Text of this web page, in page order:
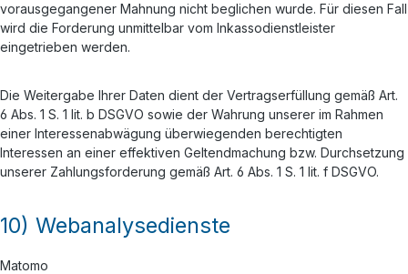
vorausgegangener Mahnung nicht beglichen wurde. Für diesen Fall
wird die Forderung unmittelbar vom Inkassodienstleister
eingetrieben werden.
Die Weitergabe Ihrer Daten dient der Vertragserfüllung gemäß Art.
6 Abs. 1 S. 1 lit. b DSGVO sowie der Wahrung unserer im Rahmen
einer Interessenabwägung überwiegenden berechtigten
Interessen an einer effektiven Geltendmachung bzw. Durchsetzung
unserer Zahlungsforderung gemäß Art. 6 Abs. 1 S. 1 lit. f DSGVO.
10) Webanalysedienste
Matomo